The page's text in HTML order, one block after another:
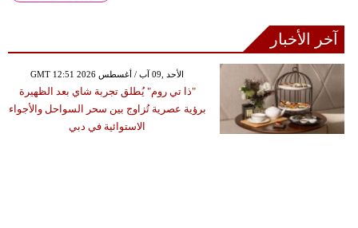
آخر الأخبار
GMT 12:51 2026 الأحد ,09 آب / أغسطس
"ذا تي روم" يُطلق تجربة شاي بعد الظهيرة
برؤية عصرية تُزاوج بين سحر السواحل والأجواء
الاستوائية في دبي